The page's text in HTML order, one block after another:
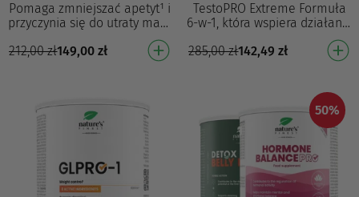
Pomaga zmniejszać apetyt¹ i
przyczynia się do utraty masy
ciała¹ Przyczynia się do utraty
masy ciała⁴ Zmniejsza
212,00zł149,00zł
TestoPRO Extreme Formuła
6-w-1, która wspiera działanie
normalnego poziomu
hormonu T we krwi² Poma…
285,00zł142,49zł
50%